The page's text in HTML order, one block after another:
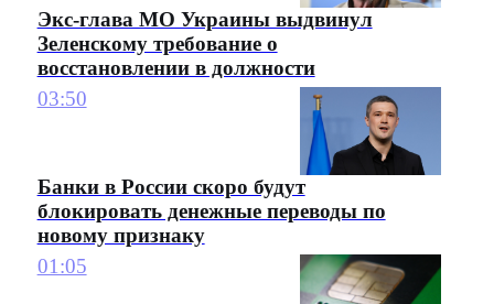
Экс-глава МО Украины выдвинул
Зеленскому требование о
восстановлении в должности
03:50
Банки в России скоро будут
блокировать денежные переводы по
новому признаку
01:05